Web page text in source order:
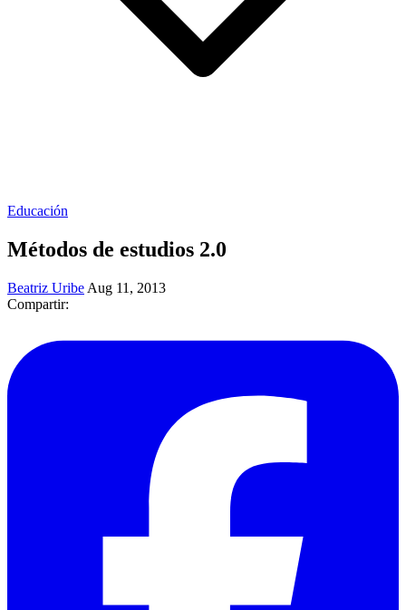
Educación
Métodos de estudios 2.0
Beatriz Uribe Aug 11, 2013
Compartir: